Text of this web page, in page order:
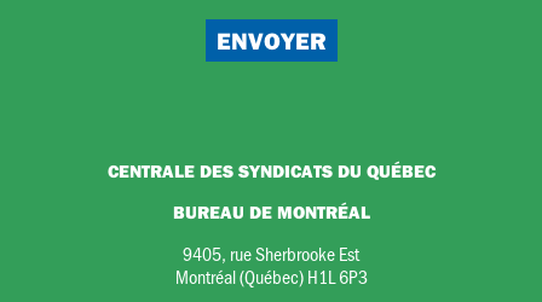
CENTRALE DES SYNDICATS DU QUÉBEC
BUREAU DE MONTRÉAL
9405, rue Sherbrooke Est
Montréal (Québec) H1L 6P3